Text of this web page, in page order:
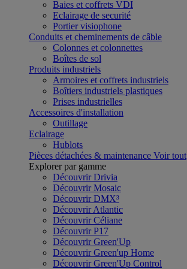
Baies et coffrets VDI
Eclairage de securité
Portier visiophone
Conduits et cheminements de câble
Colonnes et colonnettes
Boîtes de sol
Produits industriels
Armoires et coffrets industriels
Boîtiers industriels plastiques
Prises industrielles
Accessoires d'installation
Outillage
Eclairage
Hublots
Pièces détachées & maintenance Voir tout
Explorer par gamme
Découvrir Drivia
Découvrir Mosaic
Découvrir DMX³
Découvrir Atlantic
Découvrir Céliane
Découvrir P17
Découvrir Green'Up
Découvrir Green'up Home
Découvrir Green'Up Control